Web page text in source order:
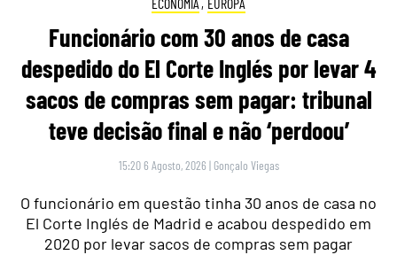
Funcionário com 30 anos de casa
despedido do El Corte Inglés por levar 4
sacos de compras sem pagar: tribunal
teve decisão final e não ‘perdoou’
15:20 6 Agosto, 2026 | Gonçalo Viegas
O funcionário em questão tinha 30 anos de casa no
El Corte Inglés de Madrid e acabou despedido em
2020 por levar sacos de compras sem pagar